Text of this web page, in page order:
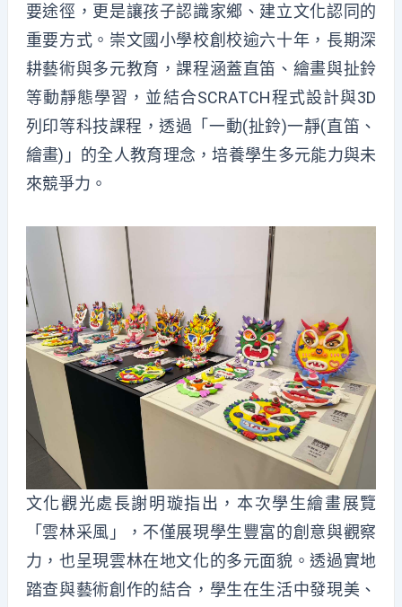
要途徑，更是讓孩子認識家鄉、建立文化認同的
重要方式。崇文國小學校創校逾六十年，長期深
耕藝術與多元教育，課程涵蓋直笛、繪畫與扯鈴
等動靜態學習，並結合SCRATCH程式設計與3D
列印等科技課程，透過「一動(扯鈴)一靜(直笛、
繪畫)」的全人教育理念，培養學生多元能力與未
來競爭力。
文化觀光處長謝明璇指出，本次學生繪畫展覽
「雲林采風」，不僅展現學生豐富的創意與觀察
力，也呈現雲林在地文化的多元面貌。透過實地
踏查與藝術創作的結合，學生在生活中發現美、